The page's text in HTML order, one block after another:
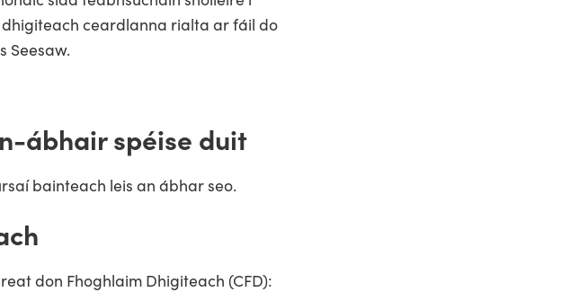
ceardlanna rialta ar fáil do
Seesaw.
ábhair spéise duit
bainteach leis an ábhar seo.
don Fhoghlaim Dhigiteach (CFD):